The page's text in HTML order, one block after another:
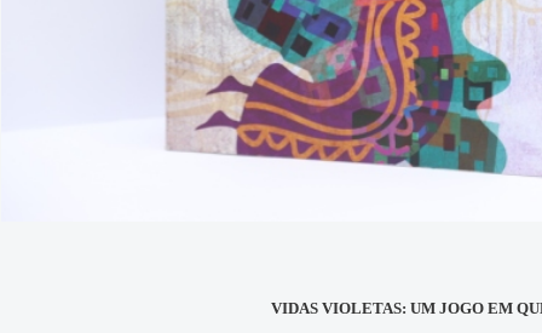
VIDAS VIOLETAS: UM JOGO EM